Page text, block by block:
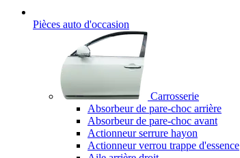
Pièces auto d'occasion
Carrosserie
Absorbeur de pare-choc arrière
Absorbeur de pare-choc avant
Actionneur serrure hayon
Actionneur verrou trappe d'essence